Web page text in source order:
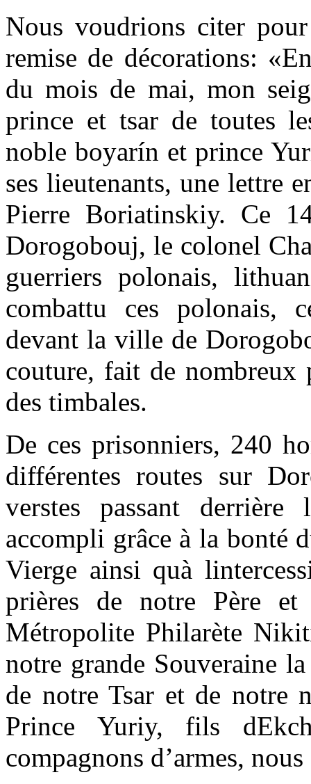
Nous voudrions citer
remise de décorations:
du mois de mai, mon
prince et tsar de toutes
noble boyarín et prince
ses lieutenants, une lettre
Pierre Boriatinskiy. Ce
Dorogobouj, le colonel
guerriers polonais,
combattu ces polonais,
devant la ville de
couture, fait de nombreux
des timbales.
De ces prisonniers, 240
différentes routes sur
verstes passant
accompli grâce à la bonté
Vierge ainsi quà
prières de notre Père et
Métropolite Philarète
notre grande Souveraine
de notre Tsar et de notre
Prince Yuriy, fils
compagnons d’armes,